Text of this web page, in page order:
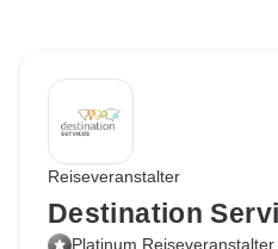
Reiseveranstalter
Destination
Platinum Reiseveranstalter